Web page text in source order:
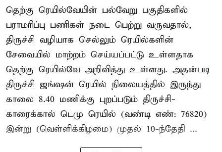
தெற்கு ரெயில்வேயின் பல்வேறு பகுதிகளில்
பராமரிப்பு பணிகள் நடை பெற்று வருவதால்,
திருச்சி வழியாக செல்லும் ரெயில்களின்
சேவையில் மாற்றம் செய்யப்பட்டு உள்ளதாக
தெற்கு ரெயில்வே அறிவித்து உள்ளது. அதன்படி
திருச்சி ஜங்ஷன் ரெயில் நிலையத்தில் இருந்து
காலை 8.40 மணிக்கு புறப்படும் திருச்சி-
காரைக்கால் டெமு ரெயில் (வண்டி எண்: 76820)
இன்று (வெள்ளிக்கிழமை) முதல் 10-ந்தேதி ...